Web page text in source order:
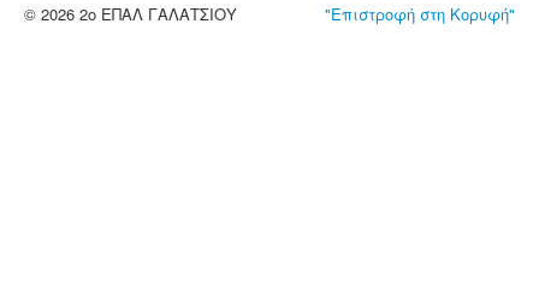
"Επιστροφή στη Κορυφή"
© 2026 2ο ΕΠΑΛ ΓΑΛΑΤΣΙΟΥ